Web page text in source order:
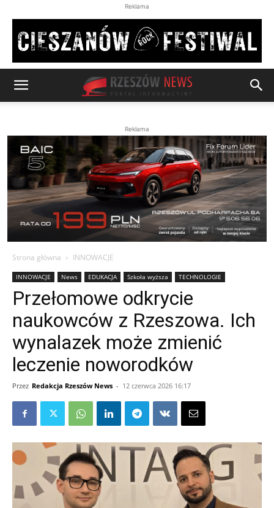
Reklama
Reklama
Strona główna INNOWACJE
INNOWACJE News EDUKACJA Szkoła wyższa TECHNOLOGIE
Przełomowe odkrycie
naukowców z Rzeszowa. Ich
wynalazek może zmienić
leczenie noworodków
Przez Redakcja Rzeszów News - 12 czerwca 2026 16:17